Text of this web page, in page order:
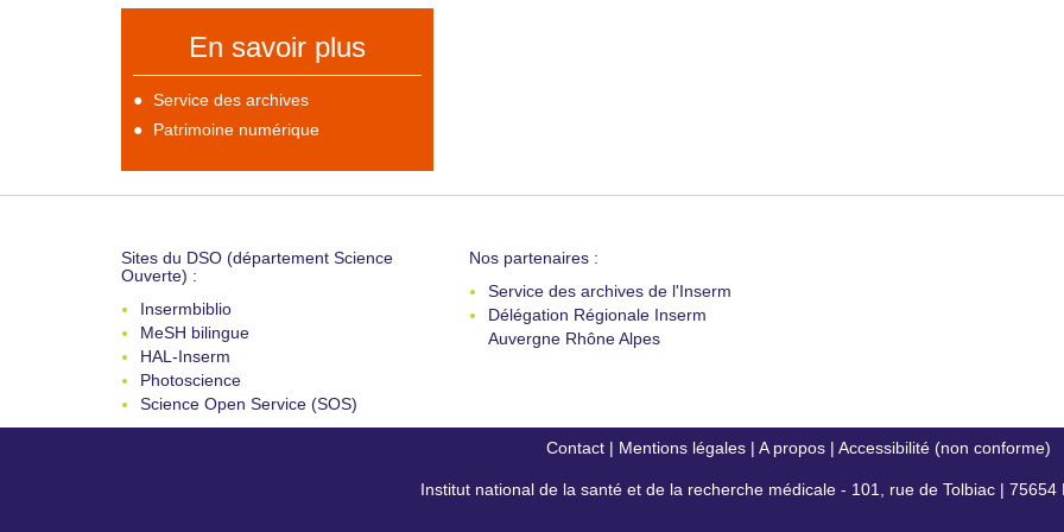
En savoir plus
Service des archives
Patrimoine numérique
Sites du DSO (département Science
Ouverte) :
Insermbiblio
MeSH bilingue
HAL-Inserm
Photoscience
Science Open Service (SOS)
Nos partenaires :
Service des archives de l'Inserm
Délégation Régionale Inserm
Auvergne Rhône Alpes
Contact| Mentions légales| A propos| Accessibilité (non conforme)
Institut national de la santé et de la recherche médicale - 101, rue de Tolbiac | 75654